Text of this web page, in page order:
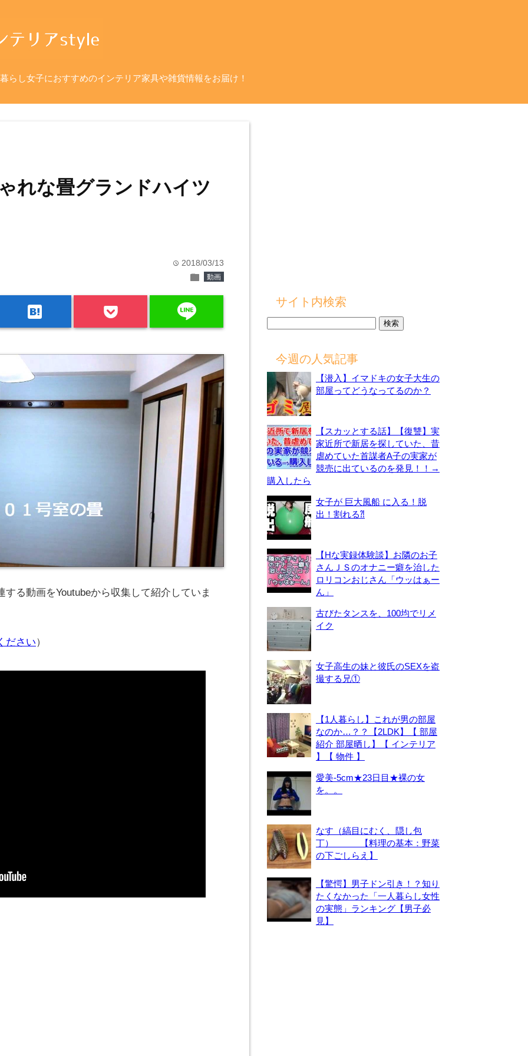
らし女子におすすめのインテリア家具や雑貨情報をお届け！
れな畳グランドハイツ
time 2018/03/13
folder 動画
hatenabookmark line
る動画をYoutubeから収集して紹介していま
ださい）
サイト内検索
今週の人気記事
【潜入】イマドキの女子大生の
部屋ってどうなってるのか？
【スカッとする話】【復讐】実
家近所で新居を探していた、昔
虐めていた首謀者A子の実家が
競売に出ているのを発見！！→
購入したら
女子が 巨大風船 に入る！脱
出！割れる⁈
【Hな実録体験談】お隣のお子
さんＪＳのオナニー癖を治した
ロリコンおじさん「ウッはぁー
ん」
古びたタンスを、100均でリメ
イク
女子高生の妹と彼氏のSEXを盗
撮する兄①
【1人暮らし】これが男の部屋
なのか…？？【2LDK】【 部屋
紹介 部屋晒し】【 インテリア
】【 物件 】
愛美-5cm★23日目★裸の女
を。。
なす（縞目にむく、隠し包
丁） 【料理の基本：野菜
の下ごしらえ】
【驚愕】男子ドン引き！？知り
たくなかった「一人暮らし女性
の実態」ランキング【男子必
見】